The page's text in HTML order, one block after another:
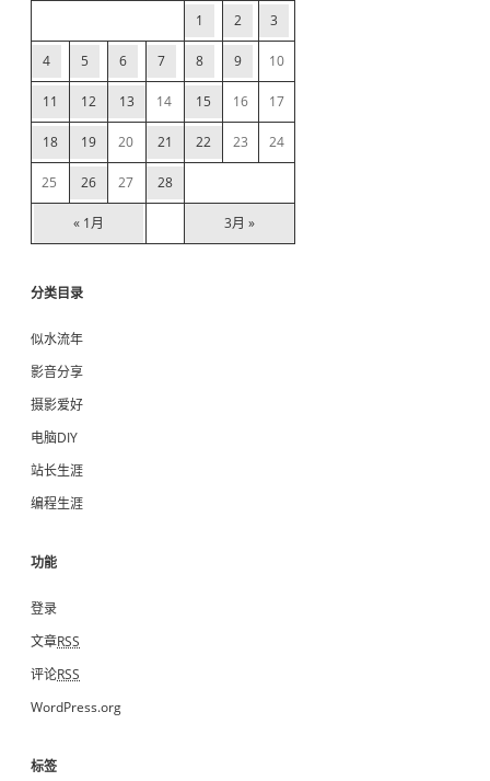
b
a
r
« 1月 3月 »
1 2 3
4 5 6 7 8 9 10
11 12 13 14 15 16 17
18 19 20 21 22 23 24
25 26 27 28
分类目录
似水流年
影音分享
摄影爱好
电脑DIY
站长生涯
编程生涯
功能
登录
文章RSS
评论RSS
WordPress.org
标签